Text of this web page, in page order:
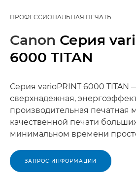
ПРОФЕССИОНАЛЬНАЯ ПЕЧАТЬ
Canon Серия
6000 TITAN
Серия varioPRINT 6000 TITAN
сверхнадежная,
производительная печатная
качественной печати
минимальном времени
ЗАПРОС ИНФОРМАЦИИ